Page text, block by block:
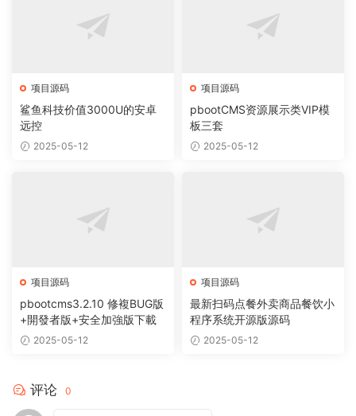
项目源码
鲨鱼科技价值3000U的安卓
远控
2025-05-12
项目源码
pbootCMS资源展示类VIP模
板三套
2025-05-12
项目源码
pbootcms3.2.10 修複BUG版
+開發者版+安全加強版下載
2025-05-12
项目源码
最新扫码点餐外卖商品餐饮小
程序系统开源版源码
2025-05-12
评论 0